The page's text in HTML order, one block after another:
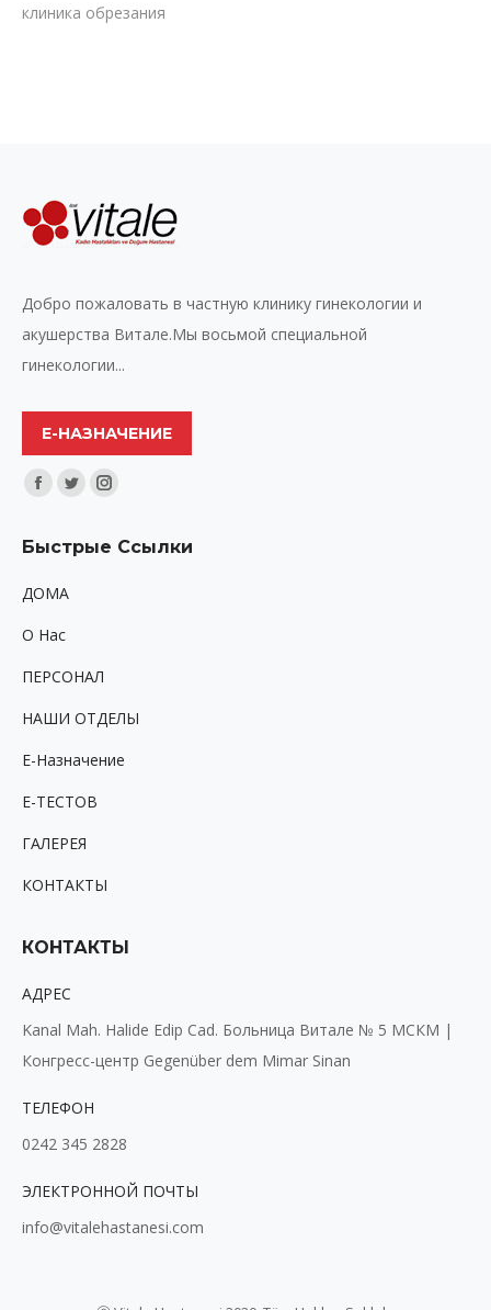
клиника обрезания
Добро пожаловать в частную клинику гинекологии и
акушерства Витале.Мы восьмой специальной
гинекологии...
Е-НАЗНАЧЕНИЕ
Найдите нас:
Facebook
opens
window
Twitter
opens
Instagram
opens
Быстрые Ссылки
ДОМА
O Hac
ПЕРСОНАЛ
НАШИ ОТДЕЛЫ
Е-Назначение
Е-ТЕСТОВ
ГАЛЕРЕЯ
КОНТАКТЫ
КОНТАКТЫ
АДРЕС
Kanal Mah. Halide Edip Cad. Больница Витале № 5 МСКМ |
Конгресс-центр Gegenüber dem Mimar Sinan
ТЕЛЕФОН
0242 345 2828
ЭЛЕКТРОННОЙ ПОЧТЫ
info@vitalehastanesi.com